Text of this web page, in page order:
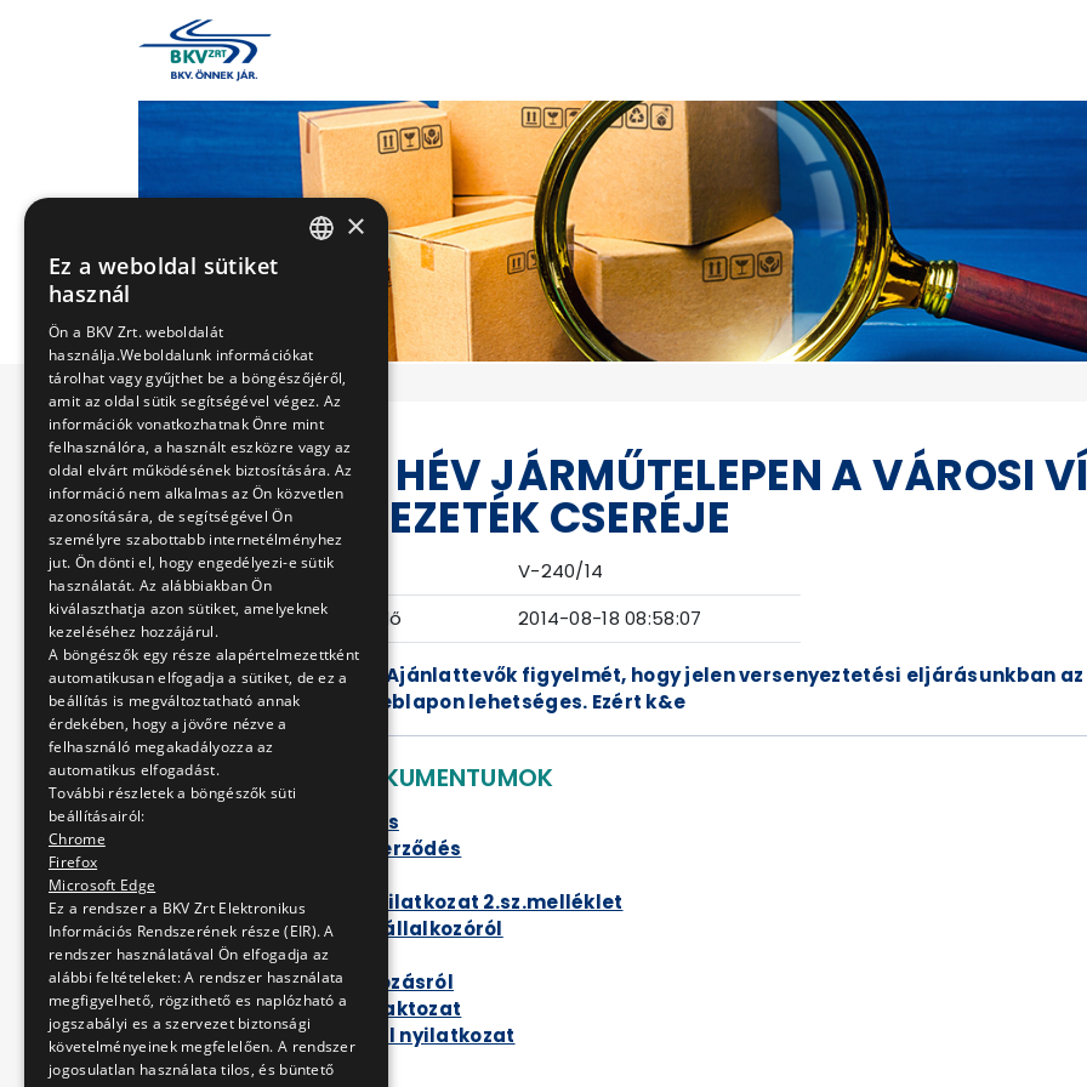
CINKOTA HÉV JÁRMŰTELEPEN A VÁROSI
NYOMÓVEZETÉK CSERÉJE
Eljárás száma
V-240/14
Ajánlattételi határidő
2014-08-18 08:58:07
Felhívjuk a Tisztelt Ajánlattevők figyelmét, hogy jelen versenyeztetési eljárásunkban
www.electool.hu weblapon lehetséges. Ezért k&e
LETÖLTHETŐ DOKUMENTUMOK
Ajánlati felhívás
Vállalkozási szerződés
Ajánlattételi nyilatkozat 2.sz.melléklet
Nyilatkozat alvállalkozóról
Kizáró okok
Nyilatkozat adózásról
Referencia nyilaktozat
Szakemberekről nyilatkozat
×
Ez a weboldal sütiket
használ
Ön a BKV Zrt. weboldalát
használja.Weboldalunk információkat
tárolhat vagy gyűjthet be a böngészőjéről,
amit az oldal sütik segítségével végez. Az
információk vonatkozhatnak Önre mint
felhasználóra, a használt eszközre vagy az
oldal elvárt működésének biztosítására. Az
információ nem alkalmas az Ön közvetlen
azonosítására, de segítségével Ön
személyre szabottabb internetélményhez
jut. Ön dönti el, hogy engedélyezi-e sütik
használatát. Az alábbiakban Ön
kiválaszthatja azon sütiket, amelyeknek
kezeléséhez hozzájárul.
A böngészők egy része alapértelmezettként
automatikusan elfogadja a sütiket, de ez a
beállítás is megváltoztatható annak
érdekében, hogy a jövőre nézve a
felhasználó megakadályozza az
automatikus elfogadást.
További részletek a böngészők süti
beállításairól:
Chrome
Firefox
Microsoft Edge
Ez a rendszer a BKV Zrt Elektronikus
Információs Rendszerének része (EIR). A
rendszer használatával Ön elfogadja az
alábbi feltételeket: A rendszer használata
megfigyelhető, rögzithető es naplózható a
jogszabályi es a szervezet biztonsági
követelményeinek megfelelően. A rendszer
jogosulatlan használata tilos, és büntető